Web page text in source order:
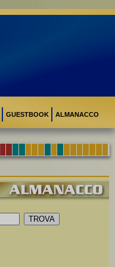
GUESTBOOK ALMANACCO